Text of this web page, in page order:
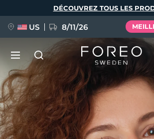
DÉCOUVREZ TOUS LES
US 8/11/26
Profil
NOUVEAU
BREAKING NEWS
Langue
English Deutsch